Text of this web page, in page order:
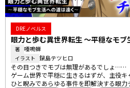
DREノベルス
眼力と歩む異世界転生 ～平穏なモ
著 唖鳴蝉
イラスト 鍋島テツヒロ
その目つきでモブは無理があるでしょ……
ゲーム世界で平穏に生きるはずが、主役キ
ひと睨みであらゆる事件を即解決する眼力